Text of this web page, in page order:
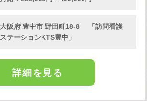
大阪府 豊中市 野田町18-8 「訪問看護
ステーションKTS豊中」
詳細を見る